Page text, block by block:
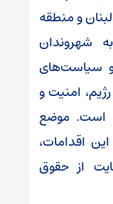
و منطقه
شهروندان
و سیاست‌های
امنیت و
است. موضع
اقدامات،
از حقوق